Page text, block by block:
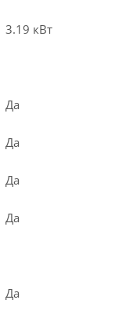
3.19 кВт
Да
Да
Да
Да
Да